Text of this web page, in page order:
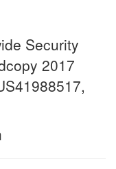
Security
2017